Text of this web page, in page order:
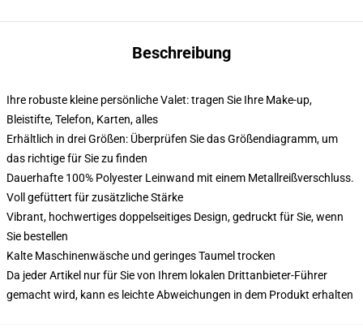
Beschreibung
Ihre robuste kleine persönliche Valet: tragen Sie Ihre Make-up,
Bleistifte, Telefon, Karten, alles
Erhältlich in drei Größen: Überprüfen Sie das Größendiagramm, um
das richtige für Sie zu finden
Dauerhafte 100% Polyester Leinwand mit einem Metallreißverschluss.
Voll gefüttert für zusätzliche Stärke
Vibrant, hochwertiges doppelseitiges Design, gedruckt für Sie, wenn
Sie bestellen
Kalte Maschinenwäsche und geringes Taumel trocken
Da jeder Artikel nur für Sie von Ihrem lokalen Drittanbieter-Führer
gemacht wird, kann es leichte Abweichungen in dem Produkt erhalten